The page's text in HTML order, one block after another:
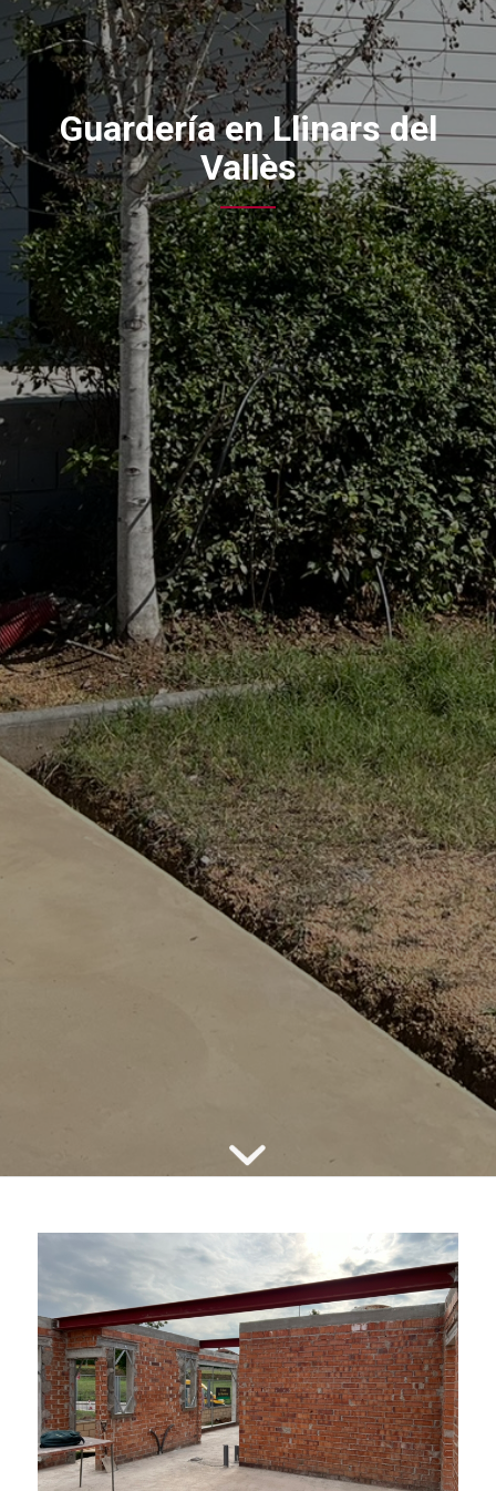
Guardería en Llinars del
Vallès